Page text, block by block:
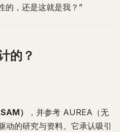
的，还是这就是我？”
的？
）
，并参考 AUREA（无
动的研究与资料。它承认吸引